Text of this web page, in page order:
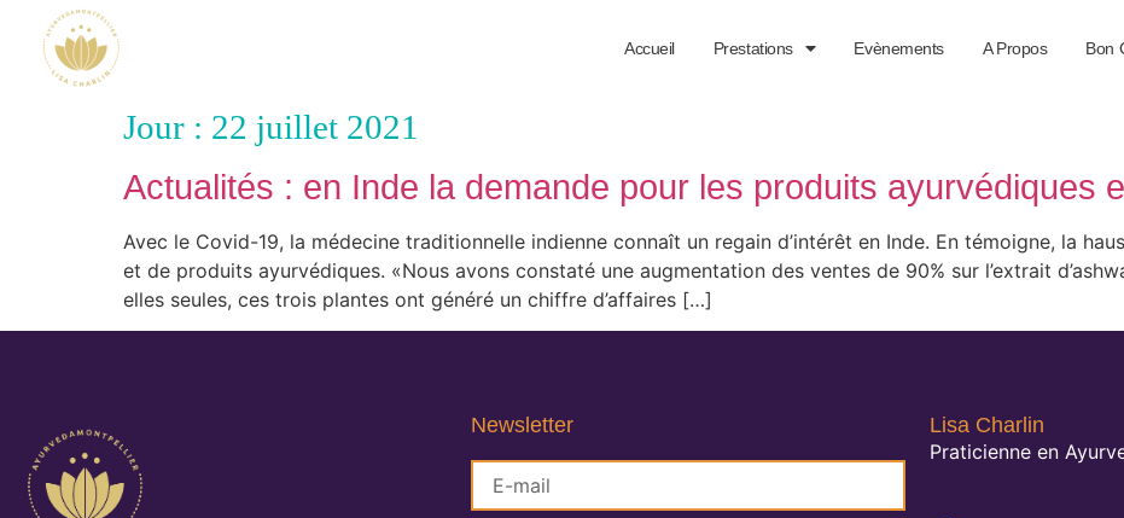
Accueil Prestations Evènements A Propos Bon
Jour : 22 juillet 2021
Actualités : en Inde la demande pour les produits ayurvédiques
Avec le Covid-19, la médecine traditionnelle indienne connaît un regain d’intérêt en Inde. En témoigne, la
et de produits ayurvédiques. «Nous avons constaté une augmentation des ventes de 90% sur l’extrait
elles seules, ces trois plantes ont généré un chiffre d’affaires […]
Newsletter
Lisa Charlin
Praticienne en